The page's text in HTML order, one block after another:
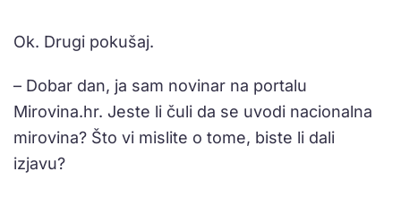
Ok. Drugi pokušaj.
– Dobar dan, ja sam novinar na portalu
Mirovina.hr. Jeste li čuli da se uvodi nacionalna
mirovina? Što vi mislite o tome, biste li dali
izjavu?